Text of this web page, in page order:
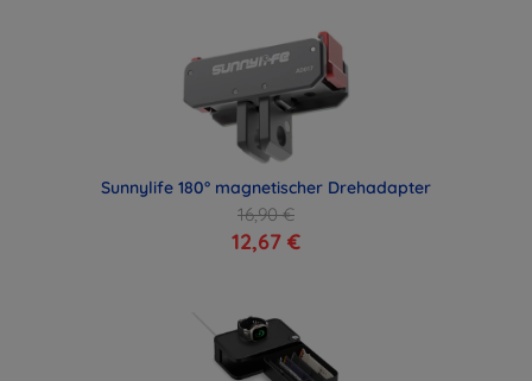
Sunnylife 180° magnetischer Drehadapter
16,90 €
12,67 €